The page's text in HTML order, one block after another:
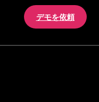
デモを依頼